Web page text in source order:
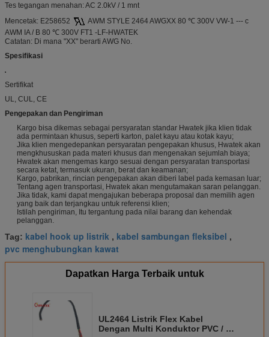
Tes tegangan menahan: AC 2.0kV / 1 mnt
Mencetak: E258652
AWM STYLE 2464 AWGXX 80 ℃ 300V VW-1 --- c
AWM IA / B 80 ℃ 300V FT1 -LF-HWATEK
Catatan: Di mana "XX" berarti AWG No.
Spesifikasi
Sertifikat
UL, CUL, CE
Pengepakan dan Pengiriman
Kargo bisa dikemas sebagai persyaratan standar Hwatek jika klien tidak
ada permintaan khusus, seperti karton, palet kayu atau kotak kayu;
Jika klien mengedepankan persyaratan pengepakan khusus, Hwatek akan
mengkhususkan pada materi khusus dan mengenakan sejumlah biaya;
Hwatek akan mengemas kargo sesuai dengan persyaratan transportasi
secara ketat, termasuk ukuran, berat dan keamanan;
Kargo, pabrikan, rincian pengepakan akan diberi label pada kemasan luar;
Tentang agen transportasi, Hwatek akan mengutamakan saran pelanggan.
Jika tidak, kami dapat mengajukan beberapa proposal dan memilih agen
yang baik dan terjangkau untuk referensi klien;
Istilah pengiriman, Itu tergantung pada nilai barang dan kehendak
pelanggan.
Tag: kabel hook up listrik , kabel sambungan fleksibel ,
pvc menghubungkan kawat
Dapatkan Harga Terbaik untuk
UL2464 Listrik Flex Kabel
Dengan Multi Konduktor PVC / PE